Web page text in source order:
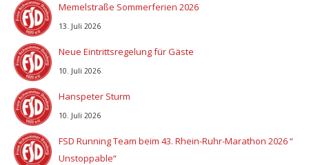
Memelstraße Sommerferien 2026
13. Juli 2026
Neue Eintrittsregelung für Gäste
10. Juli 2026
Hanspeter Sturm
10. Juli 2026
FSD Running Team beim 43. Rhein-Ruhr-Marathon 2026 “
Unstoppable“